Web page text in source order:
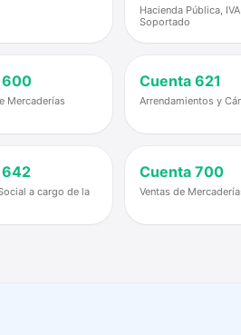
Hacienda Pública, IVA
Soportado
600
Mercaderías
Cuenta621
Arrendamientos y
642
a cargo de la
Cuenta700
Ventas de